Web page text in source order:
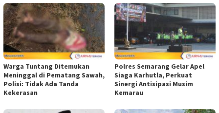
Warga Tuntang Ditemukan
Meninggal di Pematang Sawah,
Polisi: Tidak Ada Tanda
Kekerasan
Polres Semarang Gelar Apel
Siaga Karhutla, Perkuat
Sinergi Antisipasi Musim
Kemarau